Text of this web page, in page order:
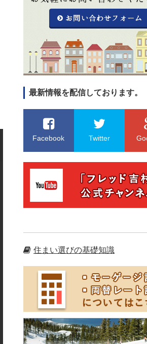
最新情報を配信しております。
Facebook Twitter
住まい選びの基礎知識